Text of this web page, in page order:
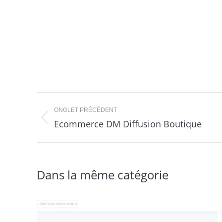
Navigation
de
commentaire
ONGLET PRÉCÉDENT
Onglet
Ecommerce DM Diffusion Boutique
Dans la même catégorie